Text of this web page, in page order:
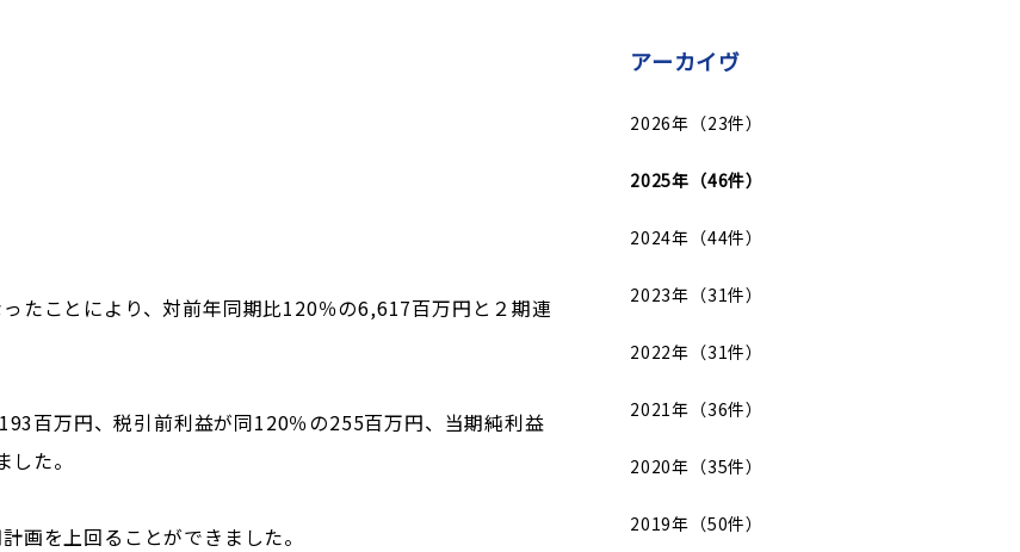
たことにより、対前年同期比120％の6,617百万円と２期連
百万円、税引前利益が同120％の255百万円、当期純利益
た。
画を上回ることができました。
アーカイヴ
2026年（23件）
2025年（46件）
2024年（44件）
2023年（31件）
2022年（31件）
2021年（36件）
2020年（35件）
2019年（50件）